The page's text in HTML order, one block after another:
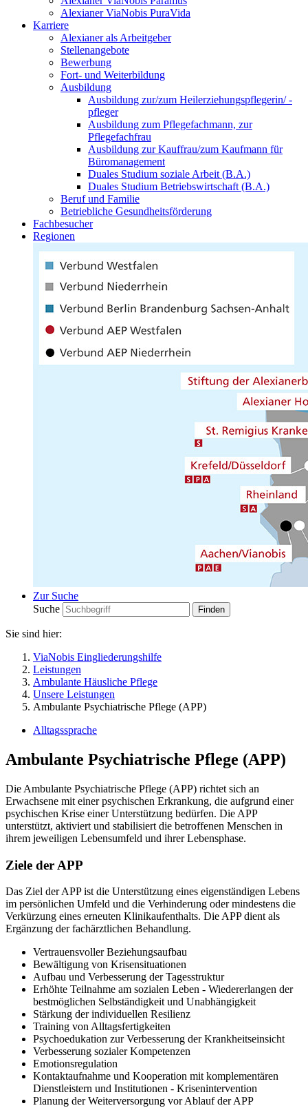
Alexianer ViaNobis PuraVida
Karriere
Alexianer als Arbeitgeber
Stellenangebote
Bewerbung
Fort- und Weiterbildung
Ausbildung
Ausbildung zur/zum Heilerziehungspflegerin/ -
pfleger
Ausbildung zum Pflegefachmann, zur
Pflegefachfrau
Ausbildung zur Kauffrau/zum Kaufmann für
Büromanagement
Duales Studium soziale Arbeit (B.A.)
Duales Studium Betriebswirtschaft (B.A.)
Beruf und Familie
Betriebliche Gesundheitsförderung
Fachbesucher
Regionen
Zur Suche
Suche
Sie sind hier:
ViaNobis Eingliederungshilfe
Leistungen
Ambulante Häusliche Pflege
Unsere Leistungen
Ambulante Psychiatrische Pflege (APP)
Alltagssprache
Ambulante Psychiatrische Pflege (APP)
Die Ambulante Psychiatrische Pflege (APP) richtet sich an
Erwachsene mit einer psychischen Erkrankung, die aufgrund einer
psychischen Krise einer Unterstützung bedürfen. Die APP
unterstützt, aktiviert und stabilisiert die betroffenen Menschen in
ihrem jeweiligen Lebensumfeld und ihrer Lebensphase.
Ziele der APP
Das Ziel der APP ist die Unterstützung eines eigenständigen Lebens
im persönlichen Umfeld und die Verhinderung oder mindestens die
Verkürzung eines erneuten Klinikaufenthalts. Die APP dient als
Ergänzung der fachärztlichen Behandlung.
Vertrauensvoller Beziehungsaufbau
Bewältigung von Krisensituationen
Aufbau und Verbesserung der Tagesstruktur
Erhöhte Teilnahme am sozialen Leben - Wiedererlangen der
bestmöglichen Selbständigkeit und Unabhängigkeit
Stärkung der individuellen Resilienz
Training von Alltagsfertigkeiten
Psychoedukation zur Verbesserung der Krankheitseinsicht
Verbesserung sozialer Kompetenzen
Emotionsregulation
Kontaktaufnahme und Kooperation mit komplementären
Dienstleistern und Institutionen - Krisenintervention
Planung der Weiterversorgung vor Ablauf der APP